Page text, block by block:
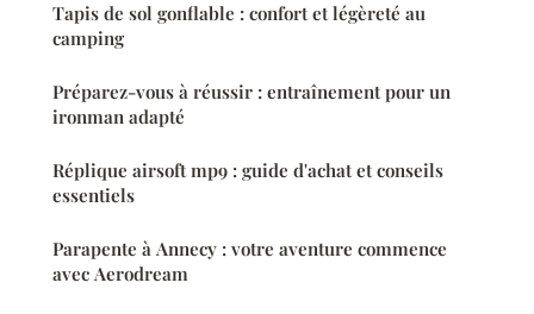
Tapis de sol gonflable : confort et légèreté au
camping
Préparez-vous à réussir : entraînement pour un
ironman adapté
Réplique airsoft mp9 : guide d'achat et conseils
essentiels
Parapente à Annecy : votre aventure commence
avec Aerodream